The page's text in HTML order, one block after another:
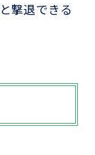
と撃退できる